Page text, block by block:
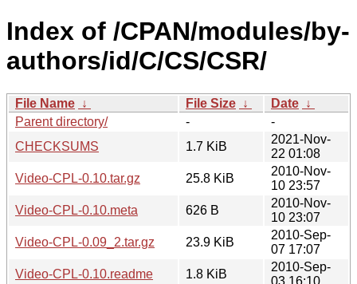
Index of /CPAN/modules/by-
authors/id/C/CS/CSR/
File Name ↓ File Size ↓ Date ↓
Parent directory/
-
-
CHECKSUMS
1.7 KiB
2021-Nov-
22 01:08
Video-CPL-0.10.tar.gz
25.8 KiB
2010-Nov-
10 23:57
Video-CPL-0.10.meta
626 B
2010-Nov-
10 23:07
Video-CPL-0.09_2.tar.gz
23.9 KiB
2010-Sep-
07 17:07
Video-CPL-0.10.readme
1.8 KiB
2010-Sep-
03 16:10